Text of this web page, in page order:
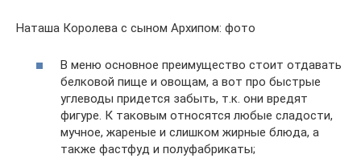
Наташа Королева с сыном Архипом: фото
В меню основное преимущество стоит отдавать
белковой пище и овощам, а вот про быстрые
углеводы придется забыть, т.к. они вредят
фигуре. К таковым относятся любые сладости,
мучное, жареные и слишком жирные блюда, а
также фастфуд и полуфабрикаты;